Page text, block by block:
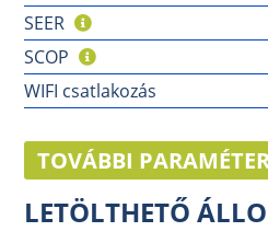
SEER
SCOP
WIFI csatlakozás
TOVÁBBI
LETÖLTHETŐ